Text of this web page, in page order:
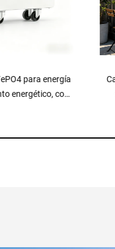
para energía
energético, con